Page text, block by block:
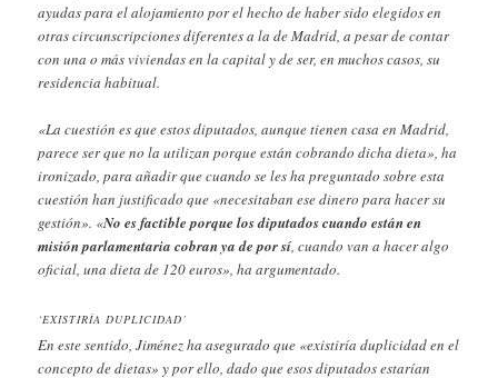
ayudas para el alojamiento por el hecho de haber sido elegidos en
otras circunscripciones diferentes a la de Madrid, a pesar de contar
con una o más viviendas en la capital y de ser, en muchos casos, su
residencia habitual.
«La cuestión es que estos diputados, aunque tienen casa en Madrid,
parece ser que no la utilizan porque están cobrando dicha dieta», ha
ironizado, para añadir que cuando se les ha preguntado sobre esta
cuestión han justificado que «necesitaban ese dinero para hacer su
gestión». «No es factible porque los diputados cuando están en
misión parlamentaria cobran ya de por sí, cuando van a hacer algo
oficial, una dieta de 120 euros», ha argumentado.
‘EXISTIRÍA DUPLICIDAD’
En este sentido, Jiménez ha asegurado que «existiría duplicidad en el
concepto de dietas» y por ello, dado que esos diputados estarían